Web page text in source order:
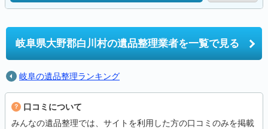
岐阜県大野郡白川村の遺品整理業者を一覧で見る
岐阜の遺品整理ランキング
口コミについて
みんなの遺品整理では、サイトを利用した方の口コミのみを掲載